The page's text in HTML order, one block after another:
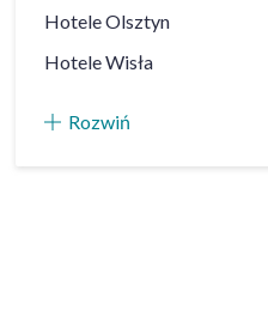
HoteleOlsztyn
HoteleWisła
Rozwiń